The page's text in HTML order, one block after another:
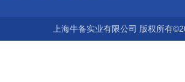
上海牛备实业有限公司 版权所有